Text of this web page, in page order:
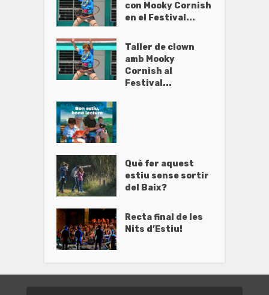
con Mooky Cornish
en el Festival...
Taller de clown
amb Mooky
Cornish al
Festival...
Què fer aquest
estiu sense sortir
del Baix?
Recta final de les
Nits d’Estiu!